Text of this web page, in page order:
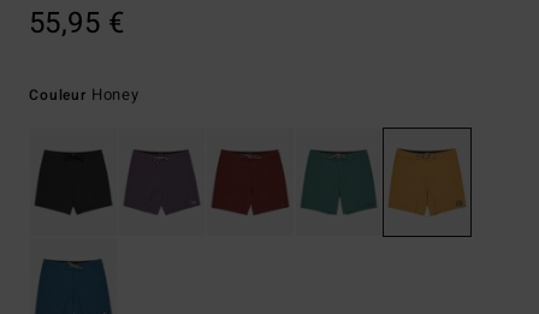
55,95 €
Couleur Honey